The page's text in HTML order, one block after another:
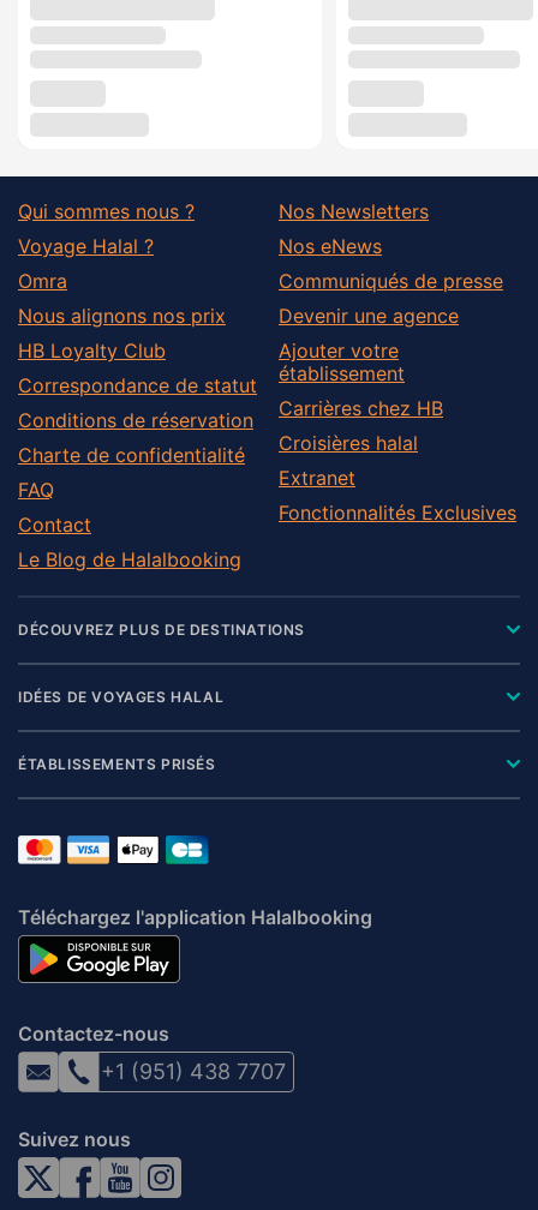
Qui sommes nous ?
Voyage Halal ?
Omra
Nous alignons nos prix
HB Loyalty Club
Correspondance de statut
Conditions de réservation
Charte de confidentialité
FAQ
Contact
Le Blog de Halalbooking
Nos Newsletters
Nos eNews
Communiqués de presse
Devenir une agence
Ajouter votre
établissement
Carrières chez HB
Croisières halal
Extranet
Fonctionnalités Exclusives
DÉCOUVREZ PLUS DE DESTINATIONS
IDÉES DE VOYAGES HALAL
ÉTABLISSEMENTS PRISÉS
Téléchargez l'application Halalbooking
Contactez-nous
+1 (951) 438 7707
Suivez nous